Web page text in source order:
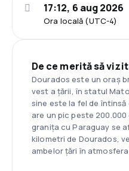
Ora locală (UTC-4)
17:12, 6 aug 2026
De ce merită să
Dourados este un oraș
vest a țării, în statul
sine este la fel de întinsă
are un pic peste
granița cu Paraguay se
kilometri de Dourados,
ambelor țări în